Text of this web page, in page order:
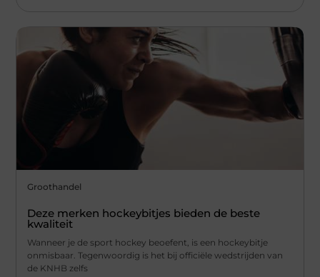
Groothandel
Deze merken hockeybitjes bieden de beste
kwaliteit
Wanneer je de sport hockey beoefent, is een hockeybitje
onmisbaar. Tegenwoordig is het bij officiële wedstrijden van
de KNHB zelfs